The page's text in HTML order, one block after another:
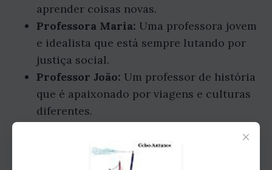
aprender coisas novas.
Professora Maria: Uma professora jovem
e idealista que está sempre lutando por
justiça social.
Professor João: Um professor de história
que é apaixonado por viagens e culturas
diferentes.
ciências que está sempre curiosa sobre o
mundo natural.
×